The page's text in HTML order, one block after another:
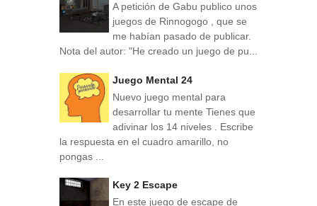
A petición de Gabu publico unos
juegos de Rinnogogo , que se
me habían pasado de publicar.
Nota del autor: "He creado un juego de pu...
Juego Mental 24
Nuevo juego mental para
desarrollar tu mente Tienes que
adivinar los 14 niveles . Escribe
la respuesta en el cuadro amarillo, no
pongas ...
Key 2 Escape
En este juego de escape de